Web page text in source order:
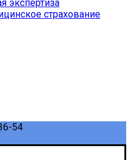
экспертиза
страхование
54